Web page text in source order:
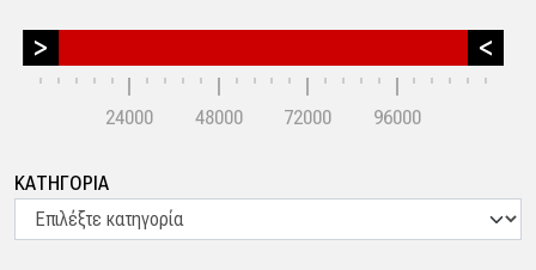
24000 48000 72000 96000
ΚΑΤΗΓΟΡΙΑ